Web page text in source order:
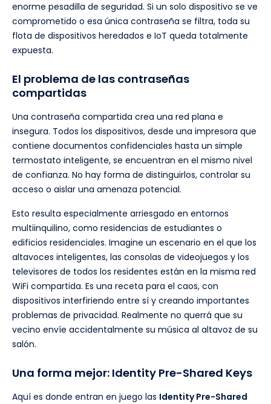
enorme pesadilla de seguridad. Si un solo dispositivo se ve
comprometido o esa única contraseña se filtra, toda su
flota de dispositivos heredados e IoT queda totalmente
expuesta.
El problema de las contraseñas
compartidas
Una contraseña compartida crea una red plana e
insegura. Todos los dispositivos, desde una impresora que
contiene documentos confidenciales hasta un simple
termostato inteligente, se encuentran en el mismo nivel
de confianza. No hay forma de distinguirlos, controlar su
acceso o aislar una amenaza potencial.
Esto resulta especialmente arriesgado en entornos
multiinquilino, como residencias de estudiantes o
edificios residenciales. Imagine un escenario en el que los
altavoces inteligentes, las consolas de videojuegos y los
televisores de todos los residentes están en la misma red
WiFi compartida. Es una receta para el caos, con
dispositivos interfiriendo entre sí y creando importantes
problemas de privacidad. Realmente no querrá que su
vecino envíe accidentalmente su música al altavoz de su
salón.
Una forma mejor: Identity Pre-Shared Keys
Aquí es donde entran en juego las Identity Pre-Shared